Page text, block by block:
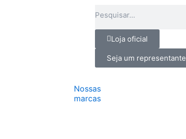
Loja oficial
Seja um representante
Nossas
marcas